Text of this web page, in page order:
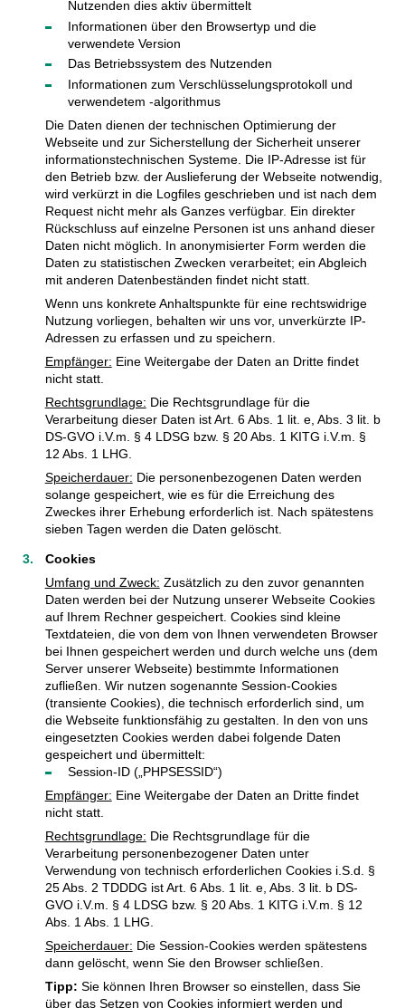
Nutzenden dies aktiv übermittelt
Informationen über den Browsertyp und die
verwendete Version
Das Betriebssystem des Nutzenden
Informationen zum Verschlüsselungsprotokoll und
verwendetem -algorithmus
Die Daten dienen der technischen Optimierung der
Webseite und zur Sicherstellung der Sicherheit unserer
informationstechnischen Systeme. Die IP-Adresse ist für
den Betrieb bzw. der Auslieferung der Webseite notwendig,
wird verkürzt in die Logfiles geschrieben und ist nach dem
Request nicht mehr als Ganzes verfügbar. Ein direkter
Rückschluss auf einzelne Personen ist uns anhand dieser
Daten nicht möglich. In anonymisierter Form werden die
Daten zu statistischen Zwecken verarbeitet; ein Abgleich
mit anderen Datenbeständen findet nicht statt.
Wenn uns konkrete Anhaltspunkte für eine rechtswidrige
Nutzung vorliegen, behalten wir uns vor, unverkürzte IP-
Adressen zu erfassen und zu speichern.
Empfänger: Eine Weitergabe der Daten an Dritte findet
nicht statt.
Rechtsgrundlage: Die Rechtsgrundlage für die
Verarbeitung dieser Daten ist Art. 6 Abs. 1 lit. e, Abs. 3 lit. b
DS-GVO i.V.m. § 4 LDSG bzw. § 20 Abs. 1 KITG i.V.m. §
12 Abs. 1 LHG.
Speicherdauer: Die personenbezogenen Daten werden
solange gespeichert, wie es für die Erreichung des
Zweckes ihrer Erhebung erforderlich ist. Nach spätestens
sieben Tagen werden die Daten gelöscht.
Cookies
Umfang und Zweck: Zusätzlich zu den zuvor genannten
Daten werden bei der Nutzung unserer Webseite Cookies
auf Ihrem Rechner gespeichert. Cookies sind kleine
Textdateien, die von dem von Ihnen verwendeten Browser
bei Ihnen gespeichert werden und durch welche uns (dem
Server unserer Webseite) bestimmte Informationen
zufließen. Wir nutzen sogenannte Session-Cookies
(transiente Cookies), die technisch erforderlich sind, um
die Webseite funktionsfähig zu gestalten. In den von uns
eingesetzten Cookies werden dabei folgende Daten
gespeichert und übermittelt:
Session-ID („PHPSESSID“)
Empfänger: Eine Weitergabe der Daten an Dritte findet
nicht statt.
Rechtsgrundlage: Die Rechtsgrundlage für die
Verarbeitung personenbezogener Daten unter
Verwendung von technisch erforderlichen Cookies i.S.d. §
25 Abs. 2 TDDDG ist Art. 6 Abs. 1 lit. e, Abs. 3 lit. b DS-
GVO i.V.m. § 4 LDSG bzw. § 20 Abs. 1 KITG i.V.m. § 12
Abs. 1 Abs. 1 LHG.
Speicherdauer: Die Session-Cookies werden spätestens
dann gelöscht, wenn Sie den Browser schließen.
Tipp: Sie können Ihren Browser so einstellen, dass Sie
über das Setzen von Cookies informiert werden und